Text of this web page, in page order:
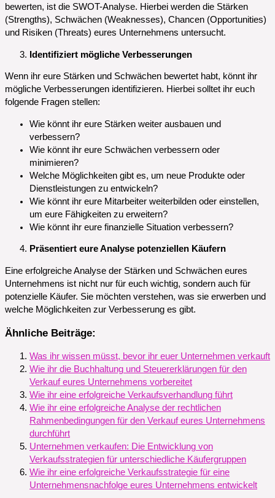
bewerten, ist die SWOT-Analyse. Hierbei werden die Stärken
(Strengths), Schwächen (Weaknesses), Chancen (Opportunities)
und Risiken (Threats) eures Unternehmens untersucht.
Identifiziert mögliche Verbesserungen
Wenn ihr eure Stärken und Schwächen bewertet habt, könnt ihr
mögliche Verbesserungen identifizieren. Hierbei solltet ihr euch
folgende Fragen stellen:
Wie könnt ihr eure Stärken weiter ausbauen und
verbessern?
Wie könnt ihr eure Schwächen verbessern oder
minimieren?
Welche Möglichkeiten gibt es, um neue Produkte oder
Dienstleistungen zu entwickeln?
Wie könnt ihr eure Mitarbeiter weiterbilden oder einstellen,
um eure Fähigkeiten zu erweitern?
Wie könnt ihr eure finanzielle Situation verbessern?
Präsentiert eure Analyse potenziellen Käufern
Eine erfolgreiche Analyse der Stärken und Schwächen eures
Unternehmens ist nicht nur für euch wichtig, sondern auch für
potenzielle Käufer. Sie möchten verstehen, was sie erwerben und
welche Möglichkeiten zur Verbesserung es gibt.
Ähnliche Beiträge:
Was ihr wissen müsst, bevor ihr euer Unternehmen verkauft
Wie ihr die Buchhaltung und Steuererklärungen für den
Verkauf eures Unternehmens vorbereitet
Wie ihr eine erfolgreiche Verkaufsverhandlung führt
Wie ihr eine erfolgreiche Analyse der rechtlichen
Rahmenbedingungen für den Verkauf eures Unternehmens
durchführt
Unternehmen verkaufen: Die Entwicklung von
Verkaufsstrategien für unterschiedliche Käufergruppen
Wie ihr eine erfolgreiche Verkaufsstrategie für eine
Unternehmensnachfolge eures Unternehmens entwickelt